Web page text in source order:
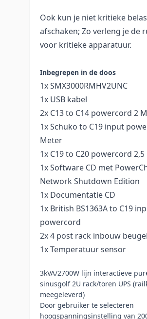
Ook kun je niet kritieke
afschaken; Zo verleng je de
voor kritieke apparatuur.
Inbegrepen in de doos
1x SMX3000RMHV2UNC
1x USB kabel
2x C13 to C14 powercord 2
1x Schuko to C19 input
Meter
1x C19 to C20 powercord
1x Software CD met
Network Shutdown Edition
1x Documentatie CD
1x British BS1363A to C19
powercord
2x 4 post rack inbouw
1x Temperatuur sensor
3kVA/2700W lijn interactieve
sinusgolf 2U rack/toren UPS
meegeleverd)
Door gebruiker te selecteren
hoogspanningsinstelling van